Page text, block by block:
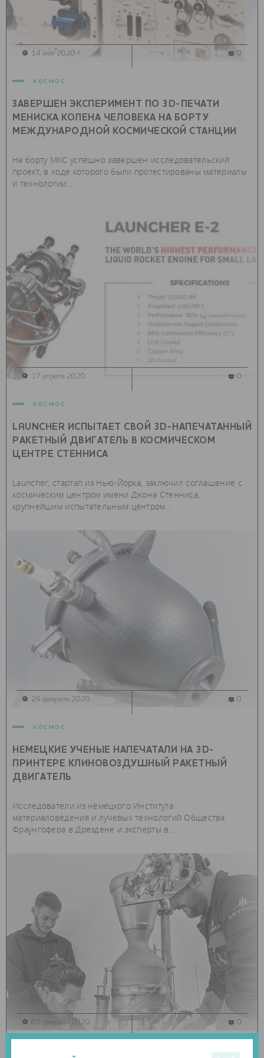
космос
ЗАВЕРШЕН ЭКСПЕРИМЕНТ ПО 3D-ПЕЧАТИ
МЕНИСКА КОЛЕНА ЧЕЛОВЕКА НА БОРТУ
МЕЖДУНАРОДНОЙ КОСМИЧЕСКОЙ СТАНЦИИ
На борту МКС успешно завершен исследовательский
проект, в ходе которого были протестированы материалы
и технологии...
14 мая 2020 0
космос
LAUNCHER ИСПЫТАЕТ СВОЙ 3D-НАПЕЧАТАННЫЙ
РАКЕТНЫЙ ДВИГАТЕЛЬ В КОСМИЧЕСКОМ
ЦЕНТРЕ СТЕННИСА
Launcher, стартап из Нью-Йорка, заключил соглашение с
космическим центром имени Джона Стенниса,
крупнейшим испытательным центром...
17 апреля 2020 0
космос
НЕМЕЦКИЕ УЧЕНЫЕ НАПЕЧАТАЛИ НА 3D-
ПРИНТЕРЕ КЛИНОВОЗДУШНЫЙ РАКЕТНЫЙ
ДВИГАТЕЛЬ
Исследователи из немецкого Института
материаловедения и лучевых технологий Общества
Фраунгофера в Дрездене и эксперты в...
26 февраля 2020 0
05 февраля 2020 0